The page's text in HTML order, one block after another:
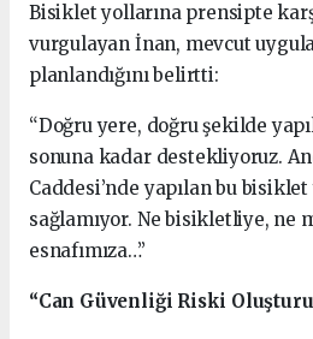
Bisiklet yollarına prensipte
vurgulayan İnan, mevcut
planlandığını belirtti:
“Doğru yere, doğru şekilde
sonuna kadar destekliyoruz.
Caddesi’nde yapılan bu
sağlamıyor. Ne bisikletliye, ne
esnafımıza…”
“Can Güvenliği Riski